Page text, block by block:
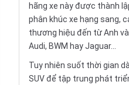
hãng xe này được thành
phân khúc xe hạng sang,
thương hiệu đến từ Anh
Audi, BWM hay Jaguar...
Tuy nhiên suốt thời gian
SUV để tập trung phát